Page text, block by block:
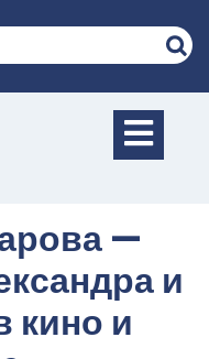
—
и
кино и